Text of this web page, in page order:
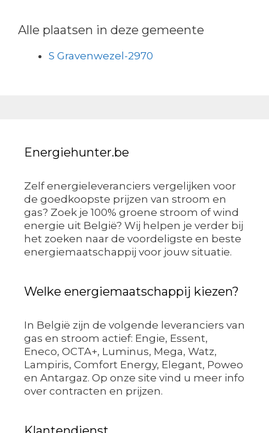
Alle plaatsen in deze gemeente
S Gravenwezel-2970
Energiehunter.be
Zelf energieleveranciers vergelijken voor
de goedkoopste prijzen van stroom en
gas? Zoek je 100% groene stroom of wind
energie uit België? Wij helpen je verder bij
het zoeken naar de voordeligste en beste
energiemaatschappij voor jouw situatie.
Welke energiemaatschappij kiezen?
In België zijn de volgende leveranciers van
gas en stroom actief: Engie, Essent,
Eneco, OCTA+, Luminus, Mega, Watz,
Lampiris, Comfort Energy, Elegant, Poweo
en Antargaz. Op onze site vind u meer info
over contracten en prijzen.